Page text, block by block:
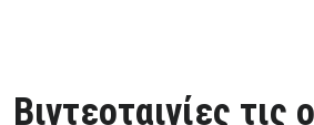
Βιντεοταινίες